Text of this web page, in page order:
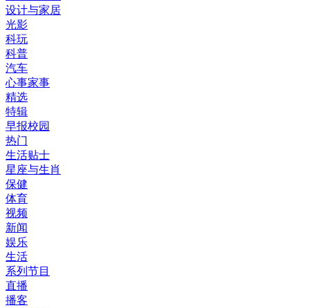
设计与家居
光影
科玩
科普
汽车
心事家事
精选
特辑
早报校园
热门
生活贴士
星座与生肖
保健
体育
视频
新闻
娱乐
生活
系列节目
直播
播客